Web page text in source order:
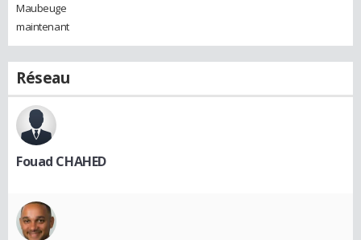
Maubeuge
maintenant
Réseau
Fouad CHAHED